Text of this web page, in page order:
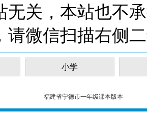
无关，本站也不
请微信扫描右侧
小学
福建省宁德市一年级课本版本